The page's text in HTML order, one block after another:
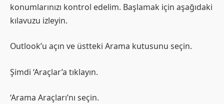
konumlarınızı kontrol edelim. Başlamak için aşağıdaki
kılavuzu izleyin.
Outlook’u açın ve üstteki Arama kutusunu seçin.
Şimdi ‘Araçlar’a tıklayın.
‘Arama Araçları’nı seçin.